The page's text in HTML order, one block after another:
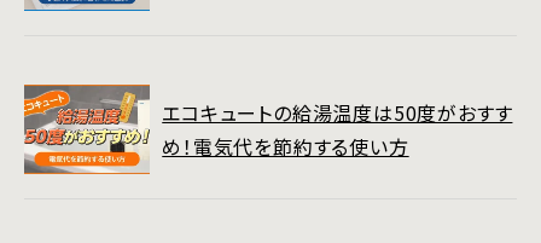
エコキュートの給湯温度は50度がおすす
め！電気代を節約する使い方